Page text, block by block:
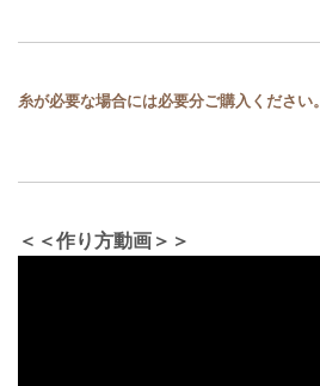
糸が必要な場合には必要分ご購入ください。
＜＜作り方動画＞＞